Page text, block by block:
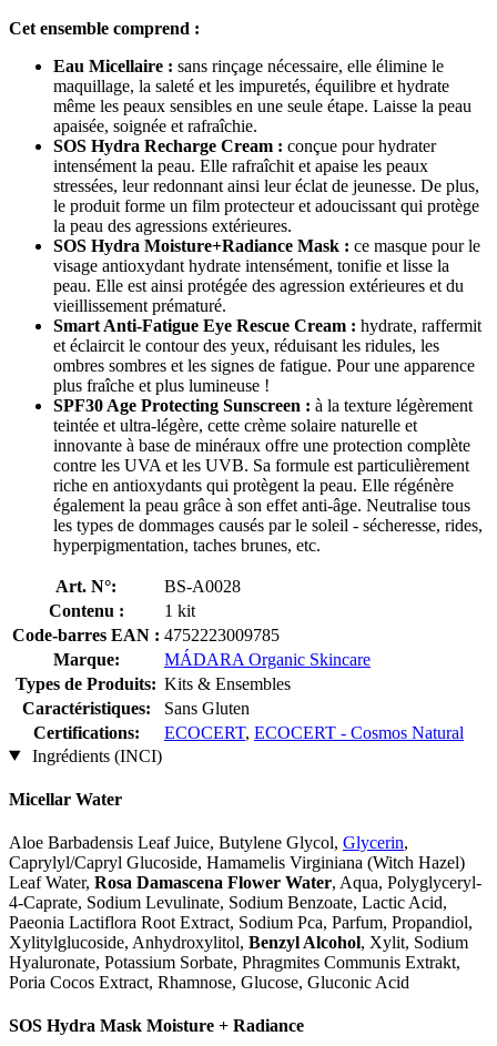
Cet ensemble comprend :
Eau Micellaire : sans rinçage nécessaire, elle élimine le
maquillage, la saleté et les impuretés, équilibre et hydrate
même les peaux sensibles en une seule étape. Laisse la peau
apaisée, soignée et rafraîchie.
SOS Hydra Recharge Cream : conçue pour hydrater
intensément la peau. Elle rafraîchit et apaise les peaux
stressées, leur redonnant ainsi leur éclat de jeunesse. De plus,
le produit forme un film protecteur et adoucissant qui protège
la peau des agressions extérieures.
SOS Hydra Moisture+Radiance Mask : ce masque pour le
visage antioxydant hydrate intensément, tonifie et lisse la
peau. Elle est ainsi protégée des agression extérieures et du
vieillissement prématuré.
Smart Anti-Fatigue Eye Rescue Cream : hydrate, raffermit
et éclaircit le contour des yeux, réduisant les ridules, les
ombres sombres et les signes de fatigue. Pour une apparence
plus fraîche et plus lumineuse !
SPF30 Age Protecting Sunscreen : à la texture légèrement
teintée et ultra-légère, cette crème solaire naturelle et
innovante à base de minéraux offre une protection complète
contre les UVA et les UVB. Sa formule est particulièrement
riche en antioxydants qui protègent la peau. Elle régénère
également la peau grâce à son effet anti-âge. Neutralise tous
les types de dommages causés par le soleil - sécheresse, rides,
hyperpigmentation, taches brunes, etc.
Art. N°:
BS-A0028
Contenu :
1 kit
Code-barres EAN : 4752223009785
Marque:
MÁDARA Organic Skincare
Types de Produits: Kits & Ensembles
Caractéristiques:
Sans Gluten
Certifications:
ECOCERT, ECOCERT - Cosmos Natural
Ingrédients (INCI)
Micellar Water
Aloe Barbadensis Leaf Juice, Butylene Glycol, Glycerin,
Caprylyl/Capryl Glucoside, Hamamelis Virginiana (Witch Hazel)
Leaf Water, Rosa Damascena Flower Water, Aqua, Polyglyceryl-
4-Caprate, Sodium Levulinate, Sodium Benzoate, Lactic Acid,
Paeonia Lactiflora Root Extract, Sodium Pca, Parfum, Propandiol,
Xylitylglucoside, Anhydroxylitol, Benzyl Alcohol, Xylit, Sodium
Hyaluronate, Potassium Sorbate, Phragmites Communis Extrakt,
Poria Cocos Extract, Rhamnose, Glucose, Gluconic Acid
SOS Hydra Mask Moisture + Radiance